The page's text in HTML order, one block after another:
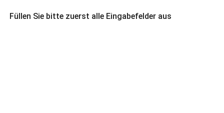
Füllen Sie bitte zuerst alle Eingabefelder aus